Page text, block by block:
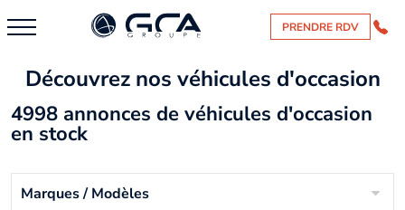
PRENDRE RDV
Découvrez nos véhicules d'occasion
4998 annonces de véhicules d'occasion
en stock
Marques / Modèles